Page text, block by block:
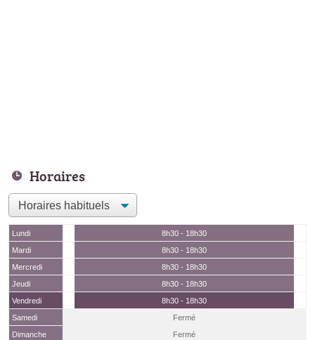
Horaires
Lundi
8h30 - 18h30
Mardi
8h30 - 18h30
Mercredi
8h30 - 18h30
Jeudi
8h30 - 18h30
Vendredi
8h30 - 18h30
Samedi
Fermé
Dimanche
Fermé